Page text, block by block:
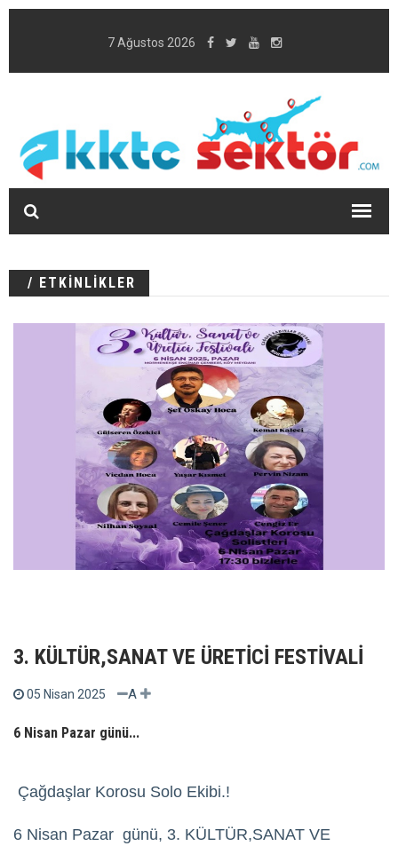
7 Ağustos 2026
/ ETKİNLİKLER
3. KÜLTÜR,SANAT VE ÜRETİCİ FESTİVALİ
05 Nisan 2025 A
6 Nisan Pazar günü...
Çağdaşlar Korosu Solo Ekibi.!
6 Nisan Pazar günü, 3. KÜLTÜR,SANAT VE